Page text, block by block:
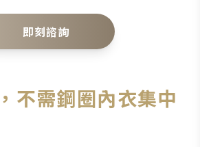
即刻諮詢
不需鋼圈內衣集中